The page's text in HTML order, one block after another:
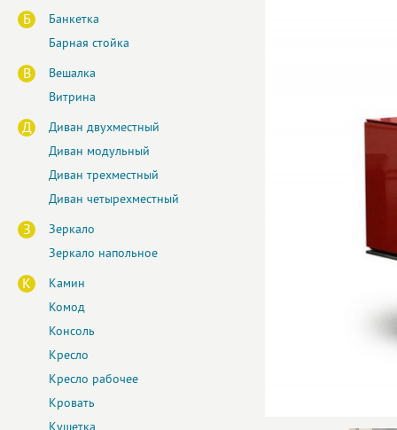
Б
Банкетка
Барная стойка
В
Вешалка
Витрина
Д
Диван двухместный
Диван модульный
Диван трехместный
Диван четырехместный
З
Зеркало
Зеркало напольное
К
Камин
Комод
Консоль
Кресло
Кресло рабочее
Кровать